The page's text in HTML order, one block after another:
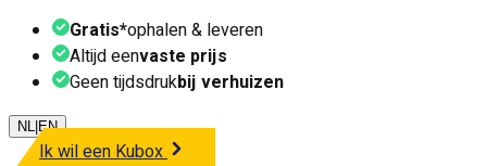
Gratis*ophalen & leveren
Altijd eenvaste prijs
Geen tijdsdrukbij verhuizen
NL EN
Ik wil een Kubox